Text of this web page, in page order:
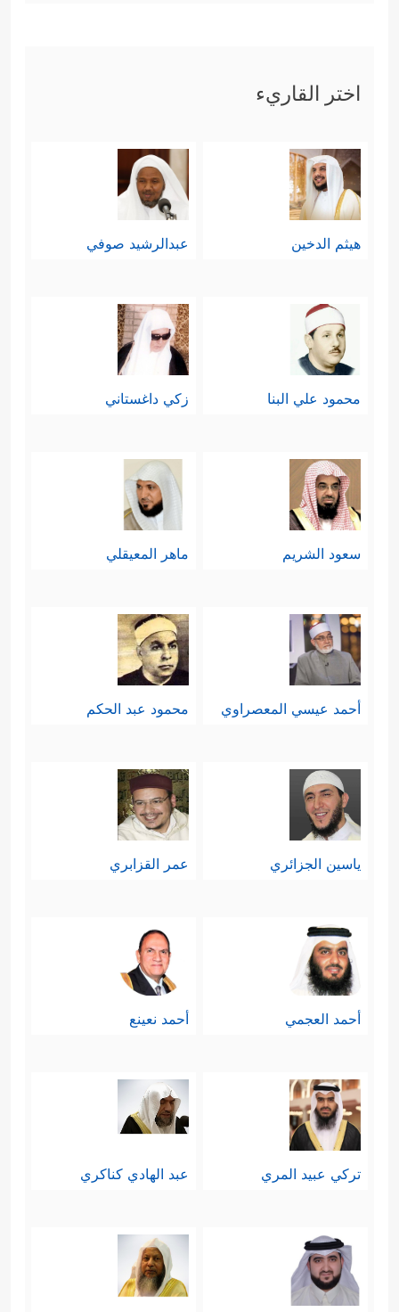
اختر القاريء
هيثم الدخين عبدالرشيد صوفي
محمود علي البنا زكي داغستاني
سعود الشريم ماهر المعيقلي
أحمد عيسي المعصراوي محمود عبد الحكم
ياسين الجزائري عمر القزابري
أحمد العجمي أحمد نعينع
تركي عبيد المري عبد الهادي كناكري